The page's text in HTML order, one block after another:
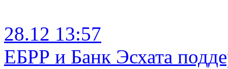
28.12 13:57
ЕБРР и Банк Эсхата